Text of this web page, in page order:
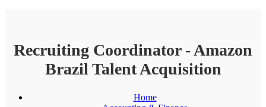
Recruiting Coordinator - Amazon
Brazil Talent Acquisition
Home